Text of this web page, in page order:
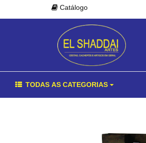
Catálogo
TODAS AS CATEGORIAS